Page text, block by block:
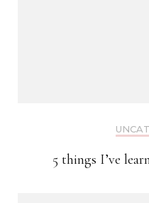
5 things I’ve